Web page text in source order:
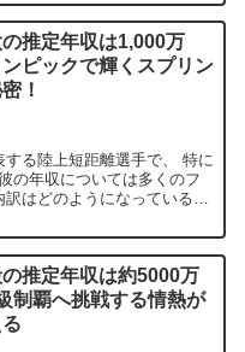
推定年収は1,000万
ンピックで輝くスプリン
！
る陸上短距離選手で、 特に
の年収については多くのフ
はどのようになっているの
推定年収は約5000万
制覇へ挑戦する情熱が